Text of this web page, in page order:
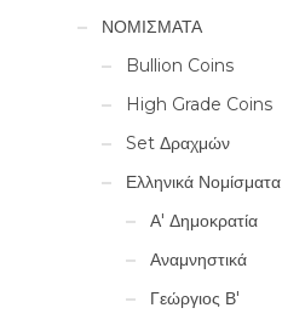
ΝΟΜΙΣΜΑΤΑ
Bullion Coins
High Grade Coins
Set Δραχμών
Ελληνικά Νομίσματα
Α' Δημοκρατία
Αναμνηστικά
Γεώργιος Β'